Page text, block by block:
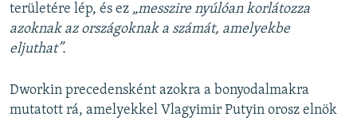
területére lép, és ez „messzire nyúlóan korlátozza
azoknak az országoknak a számát, amelyekbe
eljuthat”.
Dworkin precedensként azokra a bonyodalmakra
mutatott rá, amelyekkel Vlagyimir Putyin orosz elnök